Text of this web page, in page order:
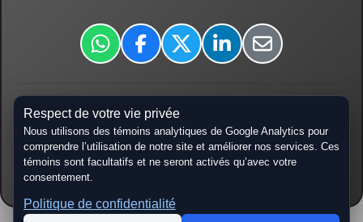
tap-links.ca/
Copier URL
Respect de votre vie privée
Nous utilisons des témoins analytiques de Google Analytics pour
comprendre l’utilisation de notre site et améliorer nos services. Ces
témoins sont facultatifs et ne seront activés qu’avec votre
consentement.
Politique de confidentialité